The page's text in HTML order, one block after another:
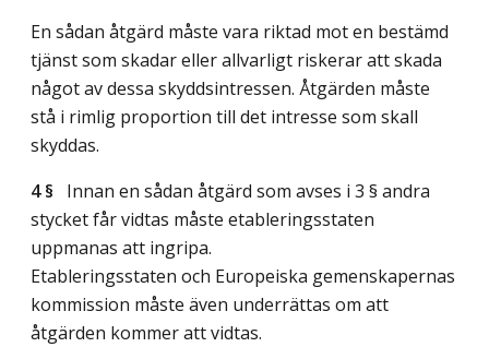
En sådan åtgärd måste vara riktad mot en bestämd
tjänst som skadar eller allvarligt riskerar att skada
något av dessa skyddsintressen. Åtgärden måste
stå i rimlig proportion till det intresse som skall
skyddas.
4 § Innan en sådan åtgärd som avses i 3 § andra
stycket får vidtas måste etableringsstaten
uppmanas att ingripa.
Etableringsstaten och Europeiska gemenskapernas
kommission måste även underrättas om att
åtgärden kommer att vidtas.